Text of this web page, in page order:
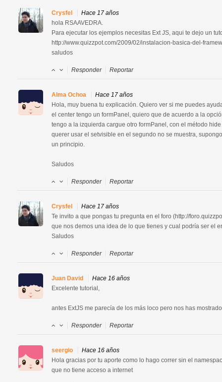
Crysfel
Hace 17 años
hola RSAAVEDRA.
Para ejecutar los ejemplos necesitas Ext JS, aqui te dejo un
http://www.quizzpot.com/2009/02/instalacion-basica-del-
saludos
Responder Reportar
Alma Ochoa
Hace 17 años
Hola, muy buena tu explicación. Quiero ver si me puedes
el center tengo un formPanel, quiero que de acuerdo a la
tengo a la izquierda cargue otro formPanel, con el método
querer usar el setvisible en el segundo no se muestra,
un principio.
Saludos
Responder Reportar
Crysfel
Hace 17 años
Te invito a que pongas tu pregunta en el foro (http://
que nos demos una idea de lo que tienes y cual podría ser el
Saludos
Responder Reportar
Juan David
Hace 16 años
Excelente tutorial,
antes ExtJS me parecía de los más loco pero nos has
Responder Reportar
seergio
Hace 16 años
Hola gracias por tu aporte como lo hago correr sin el
que no tiene acceso a internet